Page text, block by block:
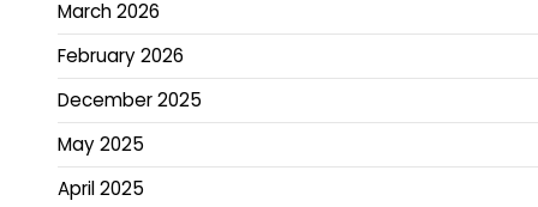
March 2026
February 2026
December 2025
May 2025
April 2025